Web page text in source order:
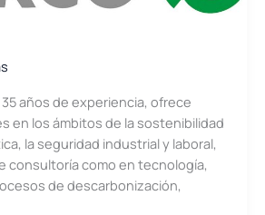
35 años de experiencia, ofrece
en los ámbitos de la sostenibilidad
la seguridad industrial y laboral,
consultoría como en tecnología,
de descarbonización,